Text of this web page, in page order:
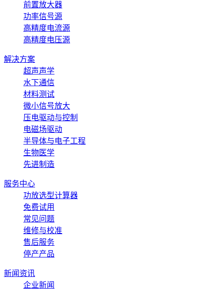
前置放大器
功率信号源
高精度电流源
高精度电压源
解决方案
超声声学
水下通信
材料测试
微小信号放大
压电驱动与控制
电磁场驱动
半导体与电子工程
生物医学
先进制造
服务中心
功放选型计算器
免费试用
常见问题
维修与校准
售后服务
停产产品
新闻资讯
企业新闻